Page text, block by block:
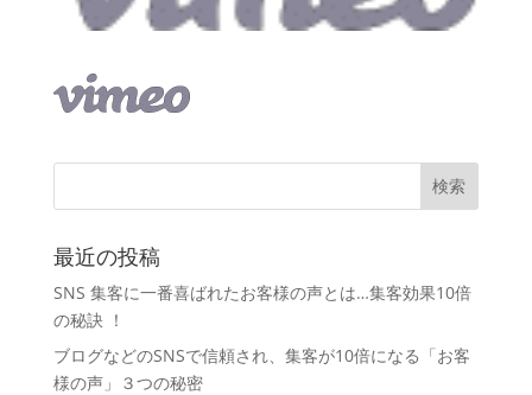
最近の投稿
SNS 集客に一番喜ばれたお客様の声とは…集客効果10倍
の秘訣 ！
ブログなどのSNSで信頼され、集客が10倍になる「お客
様の声」３つの秘密